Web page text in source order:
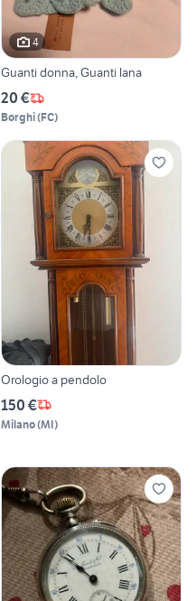
4
Guanti donna, Guanti lana
20 €
Borghi(FC)
Orologio a pendolo
150 €
Milano(MI)